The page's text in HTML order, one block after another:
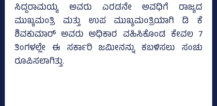
ಸಿದ್ದರಾಮಯ್ಯ ಅವರು ಎರಡನೇ ಅವಧಿಗೆ ರಾಜ್ಯದ
ಮುಖ್ಯಮಂತ್ರಿ ಮತ್ತು ಉಪ ಮುಖ್ಯಮಂತ್ರಿಯಾಗಿ ಡಿ ಕೆ
ಶಿವಕುಮಾರ್ ಅವರು ಅಧಿಕಾರ ವಹಿಸಿಕೊಂಡ ಕೇವಲ 7
ತಿಂಗಳಲ್ಲೇ ಈ ಸರ್ಕಾರಿ ಜಮೀನನ್ನು ಕಬಳಿಸಲು ಸಂಚು
ರೂಪಿಸಲಾಗಿತ್ತು.